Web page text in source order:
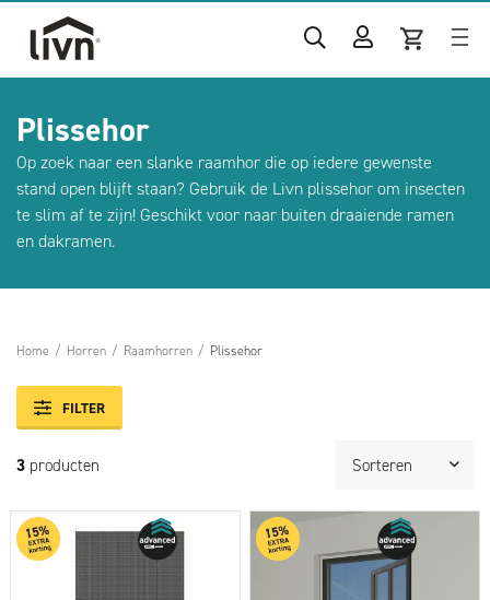
Plissehor
Op zoek naar een slanke raamhor die op iedere gewenste
stand open blijft staan? Gebruik de Livn plissehor om insecten
te slim af te zijn! Geschikt voor naar buiten draaiende ramen
en dakramen.
Home / Horren / Raamhorren / Plissehor
FILTER
3 producten